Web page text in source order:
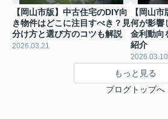
【岡山市版】中古住宅のDIY向
き物件はどこに注目すべき？見
分け方と選び方のコツも解説
2026.03.21
【岡山
何が影響
金利動向
紹介
2026.03.10
もっと見る
ブログトップへ